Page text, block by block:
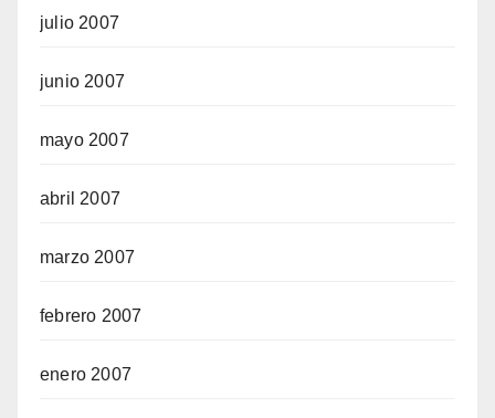
julio 2007
junio 2007
mayo 2007
abril 2007
marzo 2007
febrero 2007
enero 2007